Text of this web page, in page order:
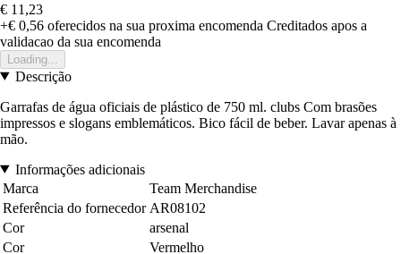
€ 11,23
+€ 0,56 oferecidos na sua proxima encomenda Creditados apos a
validacao da sua encomenda
Loading...
Descrição
Garrafas de água oficiais de plástico de 750 ml. clubs Com brasões
impressos e slogans emblemáticos. Bico fácil de beber. Lavar apenas à
mão.
Informações adicionais
Marca
Team Merchandise
Referência do fornecedor AR08102
Cor
arsenal
Cor
Vermelho